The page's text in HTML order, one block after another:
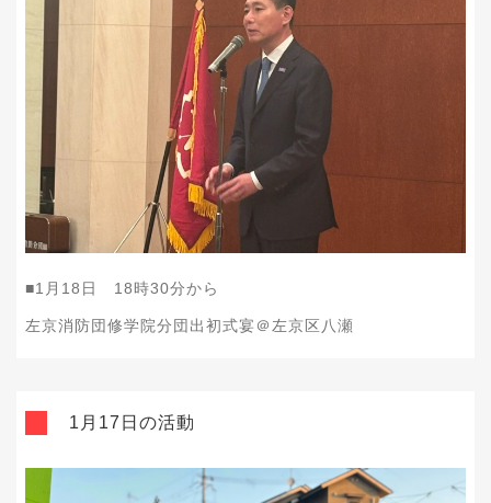
■1月18日 18時30分から
左京消防団修学院分団出初式宴＠左京区八瀬
1月17日の活動